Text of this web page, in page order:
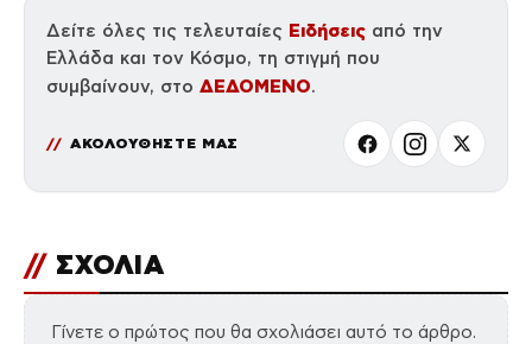
Δείτε όλες τις τελευταίες Ειδήσεις από την
Ελλάδα και τον Κόσμο, τη στιγμή που
συμβαίνουν, στο ΔΕΔΟΜΕΝΟ.
ΑΚΟΛΟΥΘΗΣΤΕ ΜΑΣ
// ΣΧΟΛΙΑ
Γίνετε ο πρώτος που θα σχολιάσει αυτό το άρθρο.